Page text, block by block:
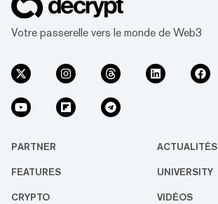
Votre passerelle vers le monde de Web3
PARTNER ACTUALITÉS
FEATURES UNIVERSITY
CRYPTO VIDÉOS